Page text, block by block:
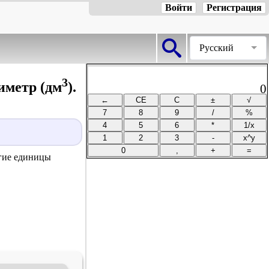
Регистрация
Войти
Русский
(дм3).
единицы
0